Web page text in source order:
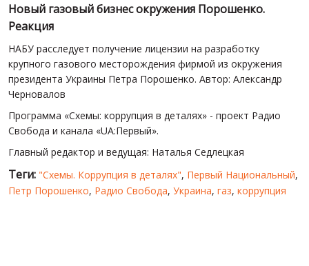
Новый газовый бизнес окружения Порошенко.
Реакция
НАБУ расследует получение лицензии на разработку
крупного газового месторождения фирмой из окружения
президента Украины Петра Порошенко. Автор: Александр
Черновалов
Программа «Схемы: коррупция в деталях» - проект Радио
Свобода и канала «UA:Первый».
Главный редактор и ведущая: Наталья Седлецкая
Теги: "Схемы. Коррупция в деталях", Первый Национальный,
Петр Порошенко, Радио Свобода, Украина, газ, коррупция